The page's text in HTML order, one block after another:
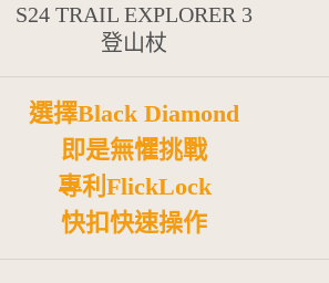
S24 TRAIL EXPLORER 3
登山杖
選擇Black Diamond
即是無懼挑戰
專利FlickLock
快扣快速操作